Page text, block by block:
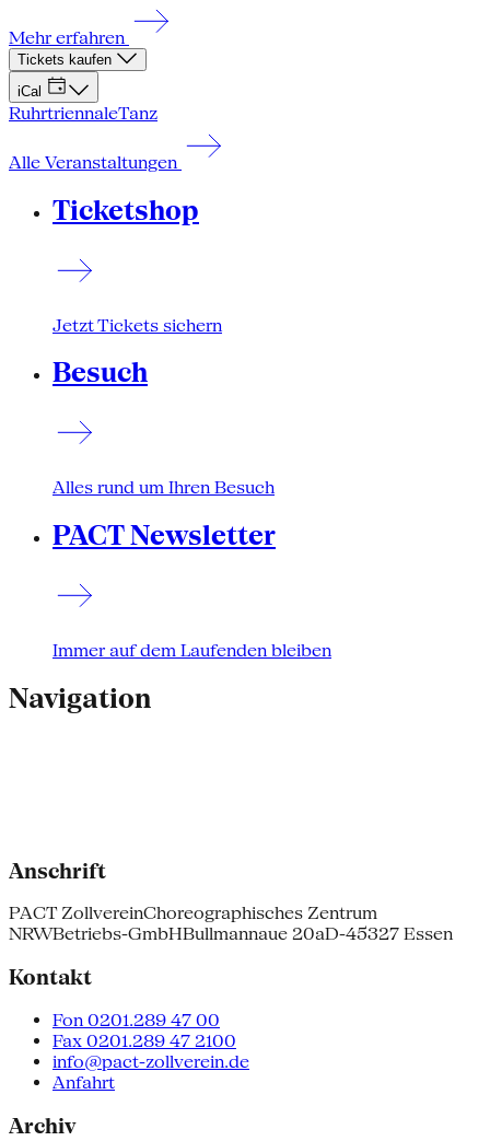
Mehr erfahren
Tickets kaufen
iCal
RuhrtriennaleTanz
Alle Veranstaltungen
Ticketshop
Jetzt Tickets sichern
Besuch
Alles rund um Ihren Besuch
PACT Newsletter
Immer auf dem Laufenden bleiben
Navigation
Anschrift
PACT ZollvereinChoreographisches Zentrum
NRWBetriebs-GmbHBullmannaue 20aD-45327 Essen
Kontakt
Fon 0201.289 47 00
Fax 0201.289 47 2100
info@pact-zollverein.de
Anfahrt
Archiv